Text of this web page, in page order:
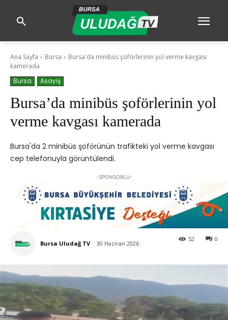
Ana Sayfa Bursa
Bursa'da minibüs şoförlerinin yol verme kavgası
kamerada
Bursa
Asayiş
Bursa’da minibüs şoförlerinin yol
verme kavgası kamerada
Bursa'da 2 minibüs şoförünün trafikteki yol verme kavgası
cep telefonuyla görüntülendi.
-SPONSORLU-
Bursa Uludağ TV 30 Haziran 2026
0
52